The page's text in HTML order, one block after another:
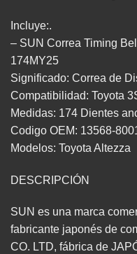
Incluye:.
– SUN Correa Timing
174MY25
Significado: Correa de
Compatibilidad: Toyota
Medidas: 174 Dientes
Codigo OEM: 13568-
Modelos: Toyota Altezza
DESCRIPCIÓN
SUN es una marca
fabricante japonés de
CO. LTD, fábrica de